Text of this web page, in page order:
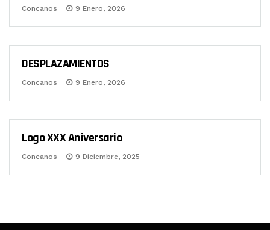
Concanos 9 Enero, 2026
DESPLAZAMIENTOS
DESPLAZAMIENTOS
Concanos 9 Enero, 2026
XXX ANIVERSARIO
Logo XXX Aniversario
Concanos 9 Diciembre, 2025